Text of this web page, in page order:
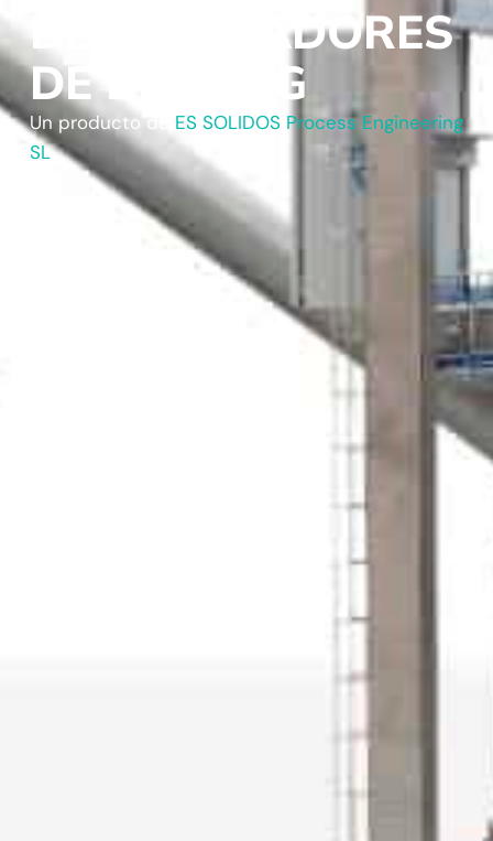
DESCARGADORES
DE BIG-BAG
Un producto de ES SOLIDOS Process Engineering
SL